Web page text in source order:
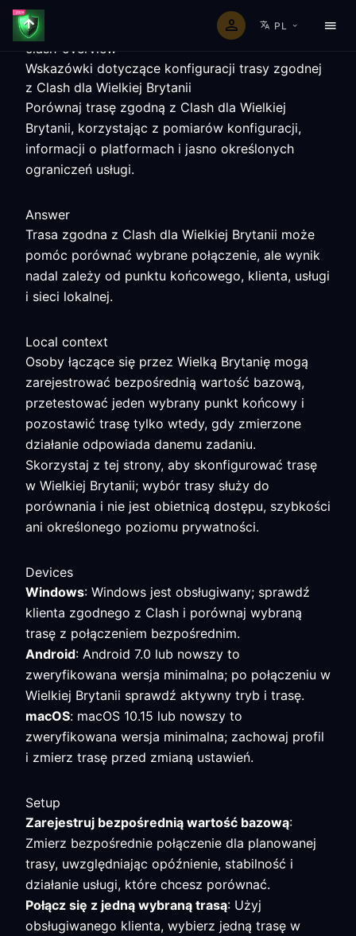
PL
clash-overview
Wskazówki dotyczące konfiguracji trasy zgodnej
z Clash dla Wielkiej Brytanii
Porównaj trasę zgodną z Clash dla Wielkiej
Brytanii, korzystając z pomiarów konfiguracji,
informacji o platformach i jasno określonych
ograniczeń usługi.
Answer
Trasa zgodna z Clash dla Wielkiej Brytanii może
pomóc porównać wybrane połączenie, ale wynik
nadal zależy od punktu końcowego, klienta, usługi
i sieci lokalnej.
Local context
Osoby łączące się przez Wielką Brytanię mogą
zarejestrować bezpośrednią wartość bazową,
przetestować jeden wybrany punkt końcowy i
pozostawić trasę tylko wtedy, gdy zmierzone
działanie odpowiada danemu zadaniu.
Skorzystaj z tej strony, aby skonfigurować trasę
w Wielkiej Brytanii; wybór trasy służy do
porównania i nie jest obietnicą dostępu, szybkości
ani określonego poziomu prywatności.
Devices
Windows: Windows jest obsługiwany; sprawdź
klienta zgodnego z Clash i porównaj wybraną
trasę z połączeniem bezpośrednim.
Android: Android 7.0 lub nowszy to
zweryfikowana wersja minimalna; po połączeniu w
Wielkiej Brytanii sprawdź aktywny tryb i trasę.
macOS: macOS 10.15 lub nowszy to
zweryfikowana wersja minimalna; zachowaj profil
i zmierz trasę przed zmianą ustawień.
Setup
Zarejestruj bezpośrednią wartość bazową:
Zmierz bezpośrednie połączenie dla planowanej
trasy, uwzględniając opóźnienie, stabilność i
działanie usługi, które chcesz porównać.
Połącz się z jedną wybraną trasą: Użyj
obsługiwanego klienta, wybierz jedną trasę w